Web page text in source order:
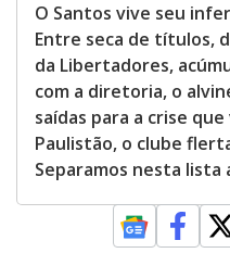
O Santos vive seu
Entre seca de títulos,
da Libertadores,
com a diretoria, o
saídas para a crise
Paulistão, o clube
Separamos nesta